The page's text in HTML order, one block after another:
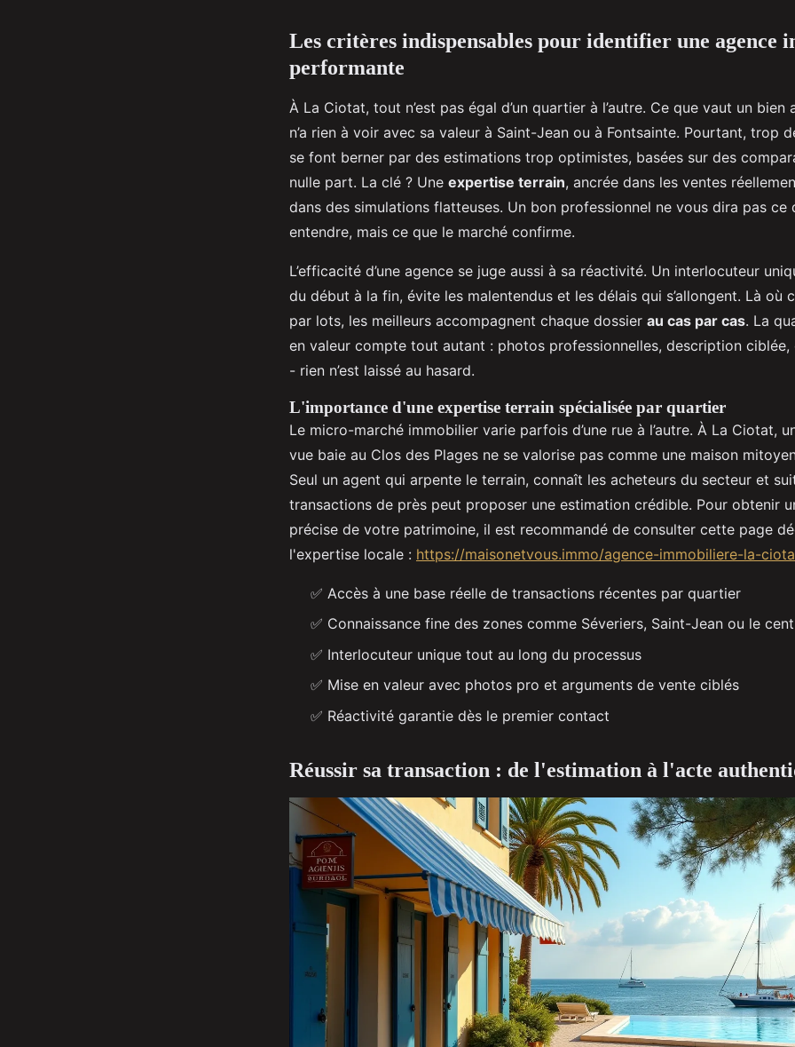
Les critères indispensables pour identifier une agence
performante
À La Ciotat, tout n’est pas égal d’un quartier à l’autre. Ce que vaut un bien
n’a rien à voir avec sa valeur à Saint-Jean ou à Fontsainte. Pourtant, trop
se font berner par des estimations trop optimistes, basées sur des
nulle part. La clé ? Une expertise terrain, ancrée dans les ventes
dans des simulations flatteuses. Un bon professionnel ne vous dira pas ce
entendre, mais ce que le marché confirme.
L’efficacité d’une agence se juge aussi à sa réactivité. Un interlocuteur
du début à la fin, évite les malentendus et les délais qui s’allongent. Là où
par lots, les meilleurs accompagnent chaque dossier au cas par cas. La
en valeur compte tout autant : photos professionnelles, description
- rien n’est laissé au hasard.
L'importance d'une expertise terrain spécialisée par quartier
Le micro-marché immobilier varie parfois d’une rue à l’autre. À La Ciotat,
vue baie au Clos des Plages ne se valorise pas comme une maison
Seul un agent qui arpente le terrain, connaît les acheteurs du secteur et
transactions de près peut proposer une estimation crédible. Pour obtenir
précise de votre patrimoine, il est recommandé de consulter cette page
l'expertise locale : https://maisonetvous.immo/agence-immobiliere-la-
✅ Accès à une base réelle de transactions récentes par quartier
✅ Connaissance fine des zones comme Séveriers, Saint-Jean ou le
✅ Interlocuteur unique tout au long du processus
✅ Mise en valeur avec photos pro et arguments de vente ciblés
✅ Réactivité garantie dès le premier contact
Réussir sa transaction : de l'estimation à l'acte